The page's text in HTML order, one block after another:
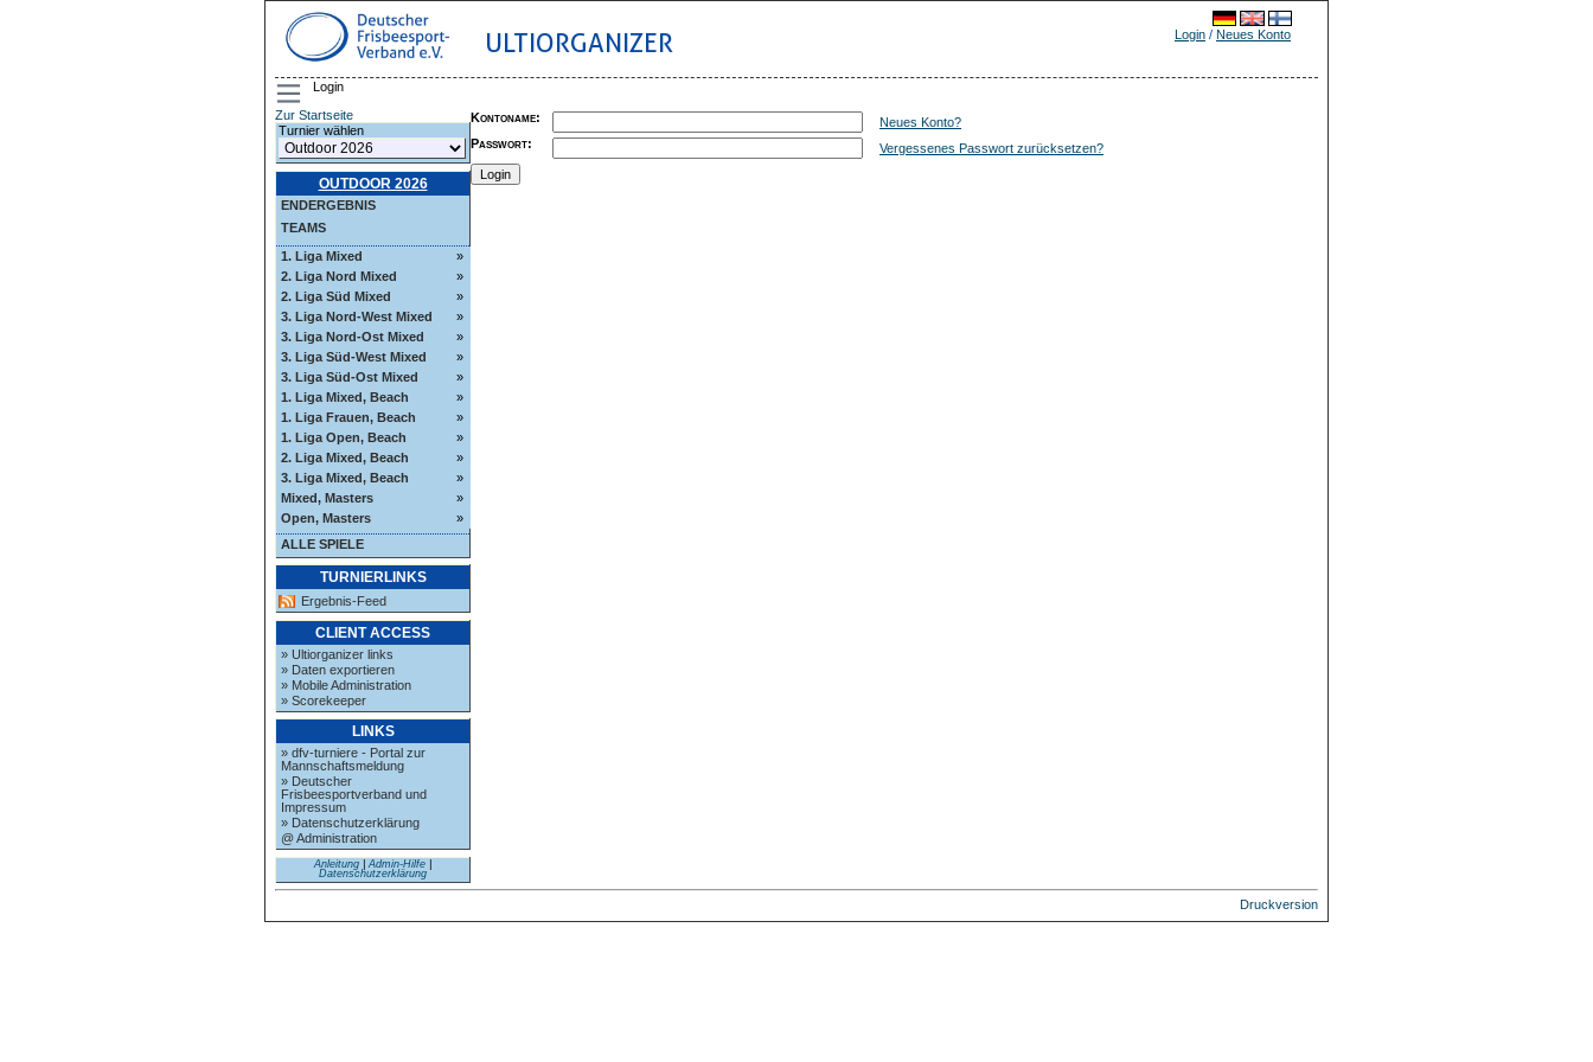
ULTIORGANIZER Login / Neues Konto
Login
Zur Startseite
Turnier wählen
OUTDOOR 2026
ENDERGEBNIS
TEAMS
1. Liga Mixed
»
2. Liga Nord Mixed
»
2. Liga Süd Mixed
»
3. Liga Nord-West Mixed
»
3. Liga Nord-Ost Mixed
»
3. Liga Süd-West Mixed
»
3. Liga Süd-Ost Mixed
»
1. Liga Mixed, Beach
»
1. Liga Frauen, Beach
»
1. Liga Open, Beach
»
2. Liga Mixed, Beach
»
3. Liga Mixed, Beach
»
Mixed, Masters
»
Open, Masters
»
ALLE SPIELE
TURNIERLINKS
Ergebnis-Feed
CLIENT ACCESS
» Ultiorganizer links
» Daten exportieren
» Mobile Administration
» Scorekeeper
LINKS
» dfv-turniere - Portal zur
Mannschaftsmeldung
» Deutscher
Frisbeesportverband und
Impressum
» Datenschutzerklärung
@ Administration
Anleitung| Admin-Hilfe|
Datenschutzerklärung
Kontoname:
Neues Konto?
Passwort: Vergessenes Passwort zurücksetzen?
Druckversion